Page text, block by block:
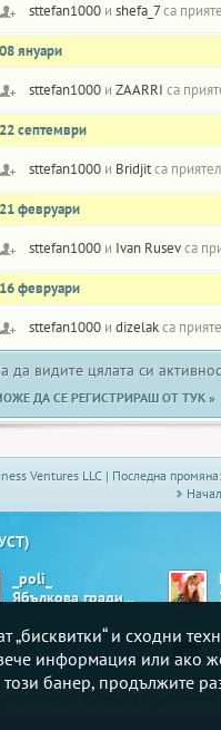
sttefan1000 и shefa_7са
08 януари
sttefan1000 и ZAARRI са
22 септември
sttefan1000 и Bridjitса
21 февруари
sttefan1000 и Ivan Rusevса
16 февруари
sttefan1000 и dizelakса
да видите цялата си
ДА СЕ РЕГИСТРИРАШ ОТ ТУК »
„бисквитки“ и сходни
информация или ако
този банер, продължите
Ventures LLC | Последна
_poli_
Ябълкова градина
icinko
Bingo 90
като